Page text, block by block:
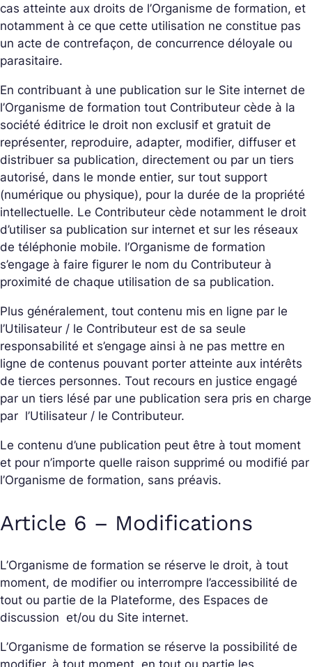
cas atteinte aux droits de l’Organisme de formation, et
notamment à ce que cette utilisation ne constitue pas
un acte de contrefaçon, de concurrence déloyale ou
parasitaire.
En contribuant à une publication sur le Site internet de
l’Organisme de formation tout Contributeur cède à la
société éditrice le droit non exclusif et gratuit de
représenter, reproduire, adapter, modifier, diffuser et
distribuer sa publication, directement ou par un tiers
autorisé, dans le monde entier, sur tout support
(numérique ou physique), pour la durée de la propriété
intellectuelle. Le Contributeur cède notamment le droit
d’utiliser sa publication sur internet et sur les réseaux
de téléphonie mobile. l’Organisme de formation
s’engage à faire figurer le nom du Contributeur à
proximité de chaque utilisation de sa publication.
Plus généralement, tout contenu mis en ligne par le
l’Utilisateur / le Contributeur est de sa seule
responsabilité et s’engage ainsi à ne pas mettre en
ligne de contenus pouvant porter atteinte aux intérêts
de tierces personnes. Tout recours en justice engagé
par un tiers lésé par une publication sera pris en charge
par l’Utilisateur / le Contributeur.
Le contenu d’une publication peut être à tout moment
et pour n’importe quelle raison supprimé ou modifié par
l’Organisme de formation, sans préavis.
Article 6 – Modifications
L’Organisme de formation se réserve le droit, à tout
moment, de modifier ou interrompre l’accessibilité de
tout ou partie de la Plateforme, des Espaces de
discussion et/ou du Site internet.
L’Organisme de formation se réserve la possibilité de